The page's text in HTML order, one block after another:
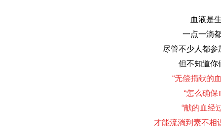
血液是
一点一滴
尽管不少人都参
但不知道你
“无偿捐献的
“怎么确保
“献的血经
才能流淌到素不相